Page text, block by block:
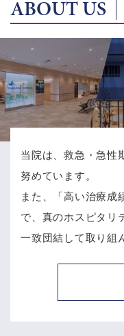
ABOUT US
当院は、救急・急性
努めています。
また、「高い治療成
で、 真のホスピタリ
一致団結して取り組